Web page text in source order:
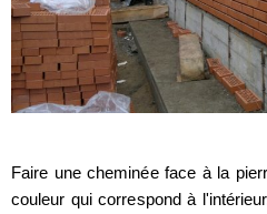
Faire une cheminée face à la
couleur qui correspond à